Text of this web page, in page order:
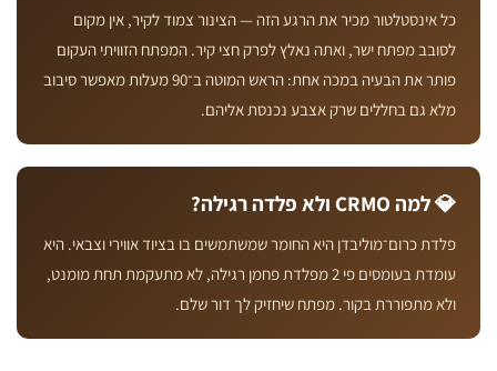
כל אינסטלטור מכיר את הרגע הזה — הצינור צמוד לקיר, אין מקום
לסובב מפתח ישר, ואתה נאלץ לפרק חצי קיר. המפתח הזוויתי העקום
פותר את הבעיה במכה אחת: הראש המוטה ב־90 מעלות מאפשר סיבוב
מלא גם בחללים שרק אצבע נכנסת אליהם.
💎 למה CRMO ולא פלדה רגילה?
פלדת כרום־מוליבדן היא החומר שמשתמשים בו בציוד אווירי וצבאי. היא
עומדת בעומסים פי 2 מפלדת פחמן רגילה, לא מתעקמת תחת מומנט,
ולא מתפוררת בקור. מפתח שיחזיק לך דור שלם.